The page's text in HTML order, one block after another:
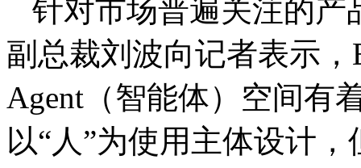
针对市场普遍关注的产
副总裁刘波向记者表示
Agent（智能体）空间有
以“人”为使用主体设计